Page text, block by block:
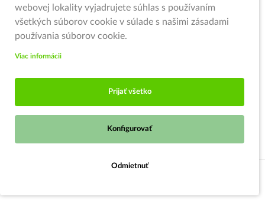
webovej lokality vyjadrujete súhlas s používaním
všetkých súborov cookie v súlade s našimi zásadami
používania súborov cookie.
Viac informácii
Prijať všetko
Konfigurovať
Odmietnuť